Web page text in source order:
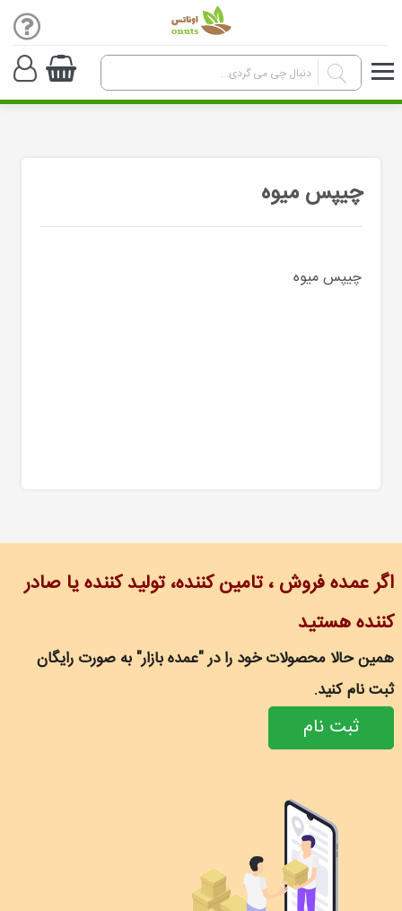
چیپس میوه
چیپس میوه
اگر عمده فروش ، تامین کننده، تولید کننده یا صادر
کننده هستید
همین حالا محصولات خود را در "عمده بازار" به صورت رایگان
ثبت نام کنید.
ثبت نام